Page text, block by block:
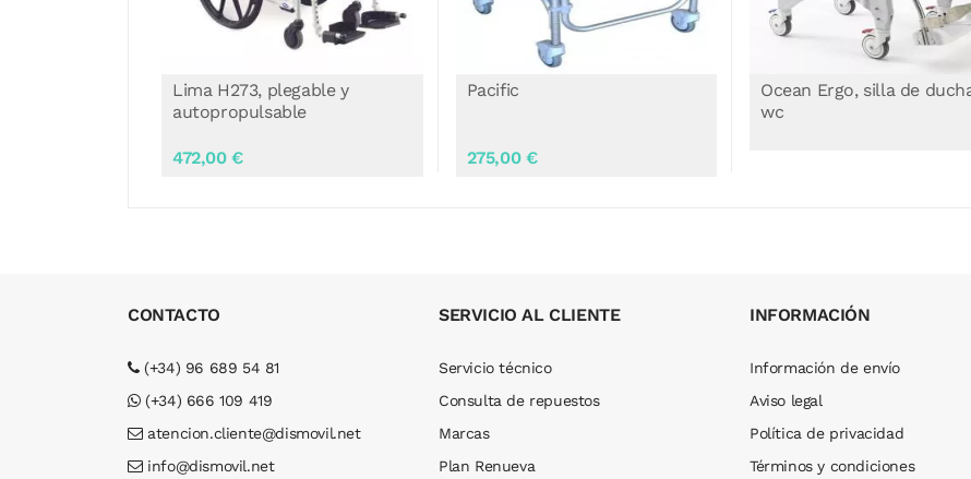
Pacific
275,00 €
Ocean Ergo, silla de ducha y
Ocean Vip Ergo, silla de
ducha y wc
CONTACTO
(+34) 96 689 54 81
(+34) 666 109 419
atencion.cliente@dismovil.net
info@dismovil.net
SERVICIO AL CLIENTE
Servicio técnico
Consulta de repuestos
Marcas
Plan Renueva
INFORMACIÓN
Información de envío
Aviso legal
Política de privacidad
Términos y condiciones